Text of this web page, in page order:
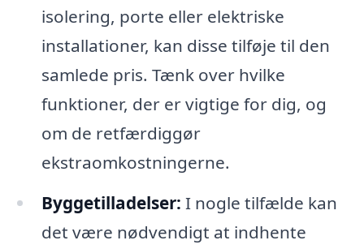
isolering, porte eller elektriske
installationer, kan disse tilføje til den
samlede pris. Tænk over hvilke
funktioner, der er vigtige for dig, og
om de retfærdiggør
ekstraomkostningerne.
Byggetilladelser: I nogle tilfælde kan
det være nødvendigt at indhente